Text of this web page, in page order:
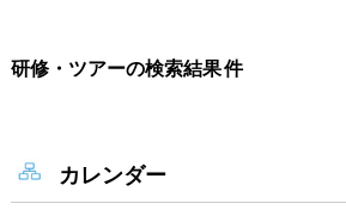
研修・ツアーに参加
研修・ツアーの検索結果件
カレンダー